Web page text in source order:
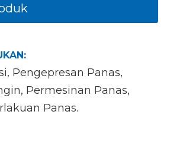
Pengepresan Panas,
Permesinan Panas,
Panas.